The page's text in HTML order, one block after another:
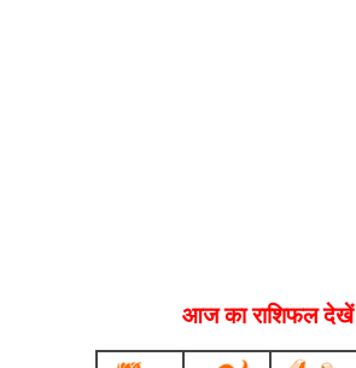
आज का राशिफल देखें